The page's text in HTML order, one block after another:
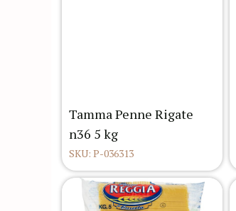
Tamma Penne Rigate
n36 5 kg
SKU: P-036313